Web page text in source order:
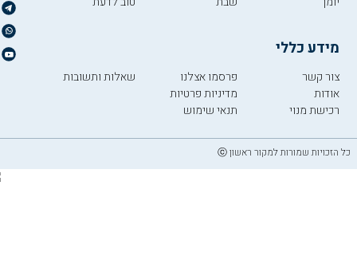
מידע כללי
צור קשר
אודות
רכישת מנוי
פרסמו אצלנו
מדיניות פרטיות
תנאי שימוש
שאלות ותשובות
כל הזכויות שמורות למקור ראשון ⓒ